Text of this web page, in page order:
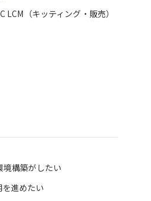
LCM（キッティング・販売）
境構築がしたい
進めたい